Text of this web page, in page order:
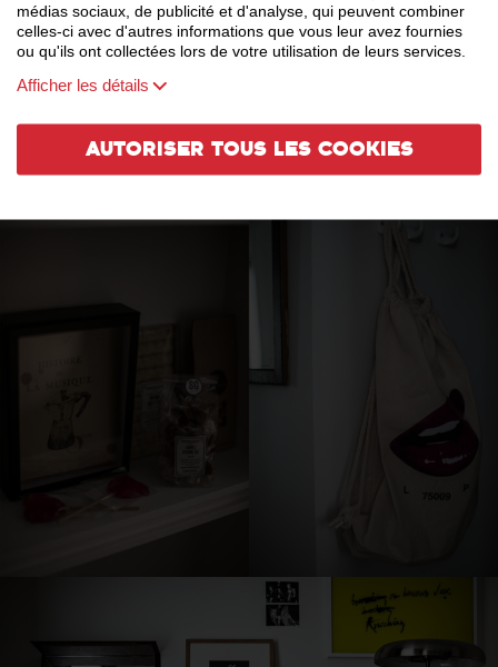
médias sociaux, de publicité et d'analyse, qui peuvent combiner
celles-ci avec d'autres informations que vous leur avez fournies
ou qu'ils ont collectées lors de votre utilisation de leurs services.
Afficher les détails
Autoriser tous les cookies